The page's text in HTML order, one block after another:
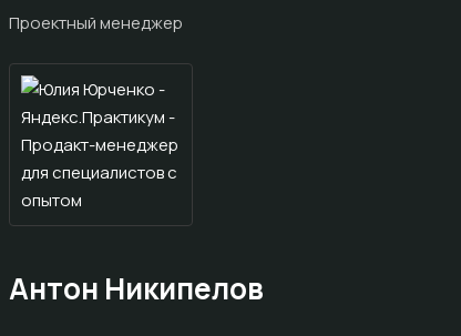
Проектный менеджер
Антон Никипелов